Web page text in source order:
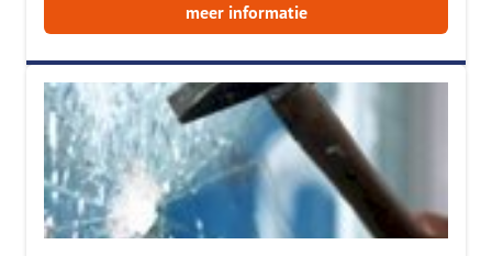
meer informatie